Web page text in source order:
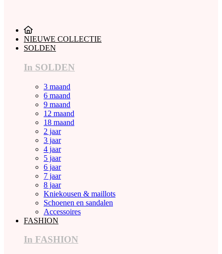
NIEUWE COLLECTIE
SOLDEN
In SOLDEN
3 maand
6 maand
9 maand
12 maand
18 maand
2 jaar
3 jaar
4 jaar
5 jaar
6 jaar
7 jaar
8 jaar
Kniekousen & maillots
Schoenen en sandalen
Accessoires
FASHION
In FASHION